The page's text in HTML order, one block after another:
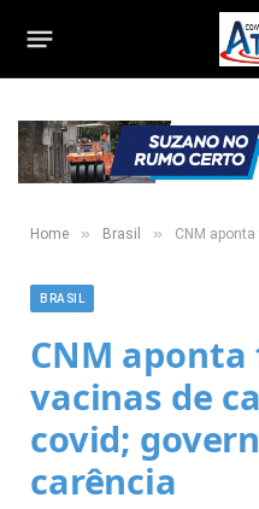
Home » Brasil » CNM aponta falta
BRASIL
CNM
vacinas de
covid;
carência